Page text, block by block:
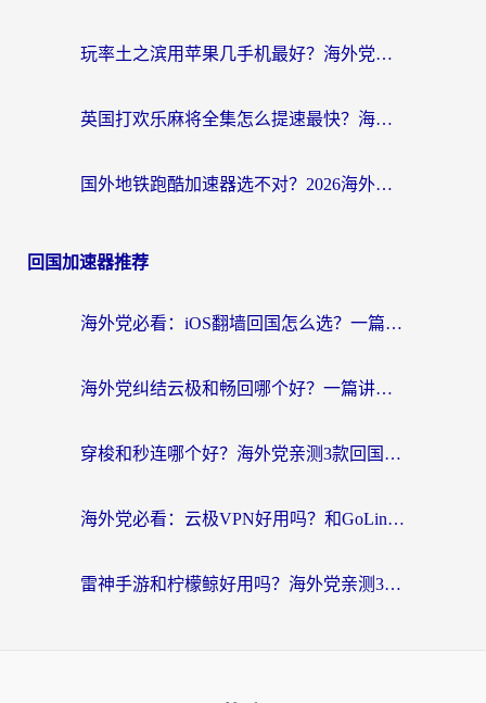
玩率土之滨用苹果几手机最好？海外党必看的国服游戏加速+设备选择指南
英国打欢乐麻将全集怎么提速最快？海外党亲测有效的国服游戏加速指南
国外地铁跑酷加速器选不对？2026海外玩家必看的国服游戏加速全攻略
回国加速器推荐
海外党必看：iOS翻墙回国怎么选？一篇搞定无缝访问国内资源
海外党纠结云极和畅回哪个好？一篇讲透回国加速器怎么选（附避坑指南）
穿梭和秒连哪个好？海外党亲测3款回国加速器，教你在国外正常浏览国内网站
海外党必看：云极VPN好用吗？和GoLinkVPN对比哪个回国效果更好？附真实体验指南
雷神手游和柠檬鲸好用吗？海外党亲测3款回国加速器，教你避开破解VPN坑